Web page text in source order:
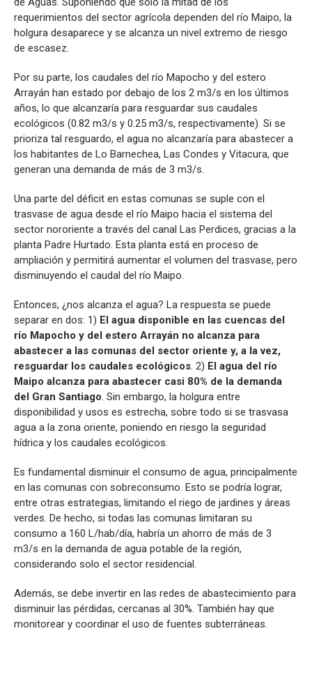
requerimientos del sector agrícola dependen del río Maipo, la
holgura desaparece y se alcanza un nivel extremo de riesgo
de escasez.
Por su parte, los caudales del río Mapocho y del estero
Arrayán han estado por debajo de los 2 m3/s en los últimos
años, lo que alcanzaría para resguardar sus caudales
ecológicos (0.82 m3/s y 0.25 m3/s, respectivamente). Si se
prioriza tal resguardo, el agua no alcanzaría para abastecer a
los habitantes de Lo Barnechea, Las Condes y Vitacura, que
generan una demanda de más de 3 m3/s.
Una parte del déficit en estas comunas se suple con el
trasvase de agua desde el río Maipo hacia el sistema del
sector nororiente a través del canal Las Perdices, gracias a la
planta Padre Hurtado. Esta planta está en proceso de
ampliación y permitirá aumentar el volumen del trasvase, pero
disminuyendo el caudal del río Maipo.
Entonces, ¿nos alcanza el agua? La respuesta se puede
separar en dos: 1) El agua disponible en las cuencas del
río Mapocho y del estero Arrayán no alcanza para
abastecer a las comunas del sector oriente y, a la vez,
resguardar los caudales ecológicos. 2) El agua del río
Maipo alcanza para abastecer casi 80% de la demanda
del Gran Santiago. Sin embargo, la holgura entre
disponibilidad y usos es estrecha, sobre todo si se trasvasa
agua a la zona oriente, poniendo en riesgo la seguridad
hídrica y los caudales ecológicos.
Es fundamental disminuir el consumo de agua, principalmente
en las comunas con sobreconsumo. Esto se podría lograr,
entre otras estrategias, limitando el riego de jardines y áreas
verdes. De hecho, si todas las comunas limitaran su
consumo a 160 L/hab/día, habría un ahorro de más de 3
m3/s en la demanda de agua potable de la región,
considerando solo el sector residencial.
Además, se debe invertir en las redes de abastecimiento para
disminuir las pérdidas, cercanas al 30%. También hay que
monitorear y coordinar el uso de fuentes subterráneas.